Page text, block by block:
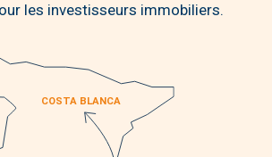
les investisseurs immobiliers.